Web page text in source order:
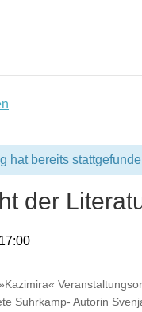
hat bereits
der
Suhrkamp- Autorin